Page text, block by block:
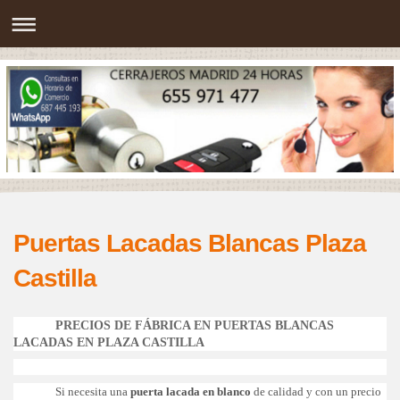
Puertas Lacadas Blancas Plaza
Castilla
PRECIOS DE FÁBRICA EN PUERTAS BLANCAS
LACADAS EN PLAZA CASTILLA
Si necesita unapuerta lacada en blanco de calidad y con un precio